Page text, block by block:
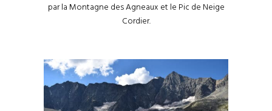
par la Montagne des Agneaux et le Pic de Neige
Cordier.